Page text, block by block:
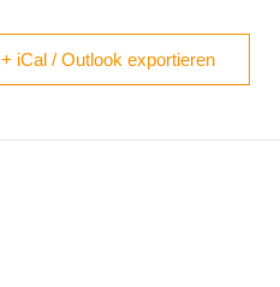
+ iCal / Outlook exportieren